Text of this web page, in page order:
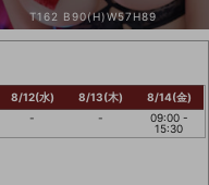
T162 B90(H)W57H89
8/12(水)
-
8/13(木)
-
8/14(金)
09:00 -
15:30